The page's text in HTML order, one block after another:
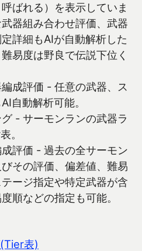
ばれる）を表示していま
器組み合わせ評価、武器
詳細もAIが自動解析した
易度は野良で伝説下位く
成評価 - 任意の武器、ス
自動解析可能。
- サーモンランの武器ラ
。
評価 - 過去の全サーモン
その評価、偏差値、難易
ージ指定や特定武器が含
順などの指定も可能。
表)